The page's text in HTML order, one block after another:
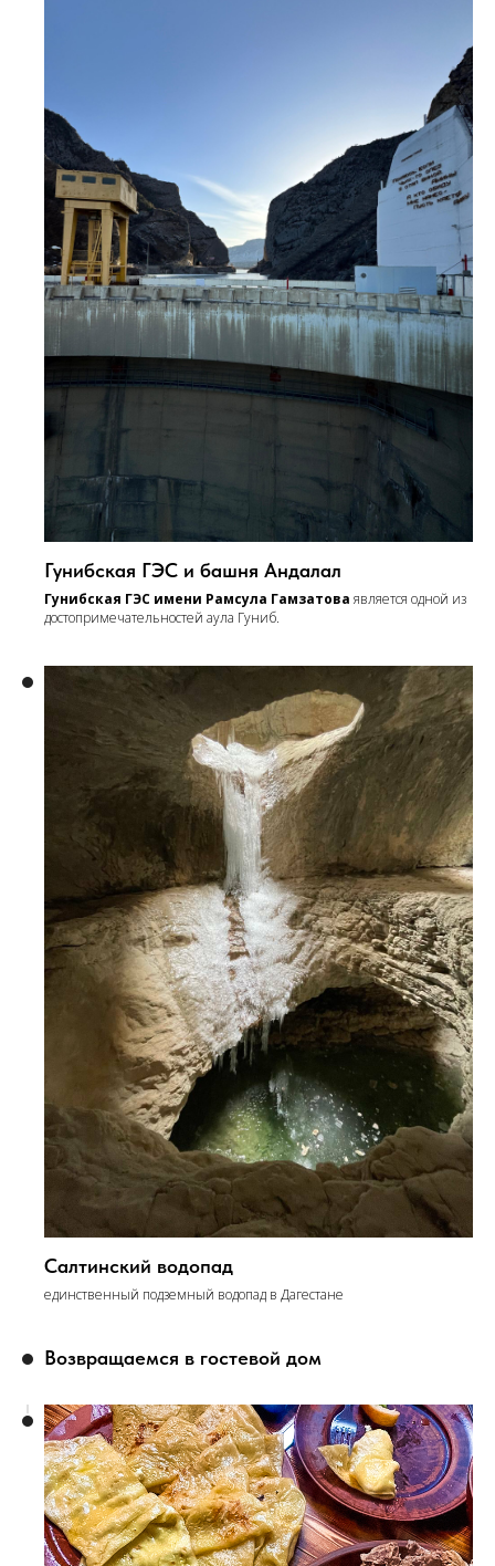
Гунибская ГЭС и башня Андалал
Гунибская ГЭС имени Рамсула Гамзатова является одной из
достопримечательностей аула Гуниб.
Салтинский водопад
единственный подземный водопад в Дагестане
Возвращаемся в гостевой дом